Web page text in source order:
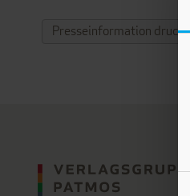
Presseinformation